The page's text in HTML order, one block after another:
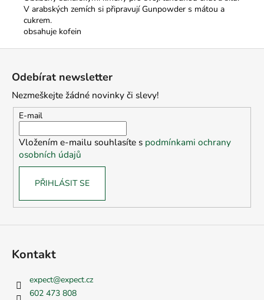
V arabských zemích si připravují Gunpowder s mátou a
cukrem.
obsahuje kofein
Odebírat newsletter
Nezmeškejte žádné novinky či slevy!
E-mail
Vložením e-mailu souhlasíte s podmínkami ochrany
osobních údajů
PŘIHLÁSIT SE
Kontakt
expect@expect.cz
602 473 808